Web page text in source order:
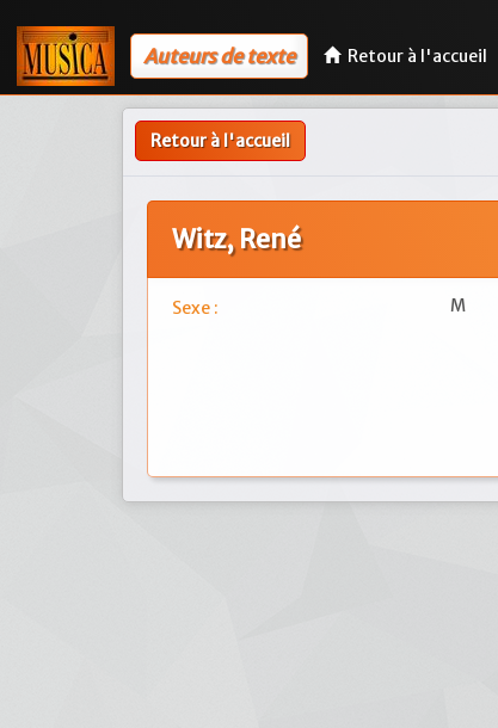
Auteurs de texte Retour à l'accueil
Retour à l'accueil
Witz, René
Sexe : M